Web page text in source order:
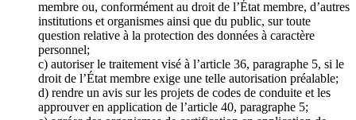
membre ou, conformément au droit de l’État membre, d’autres
institutions et organismes ainsi que du public, sur toute
question relative à la protection des données à caractère
personnel;
c) autoriser le traitement visé à l’article 36, paragraphe 5, si le
droit de l’État membre exige une telle autorisation préalable;
d) rendre un avis sur les projets de codes de conduite et les
approuver en application de l’article 40, paragraphe 5;